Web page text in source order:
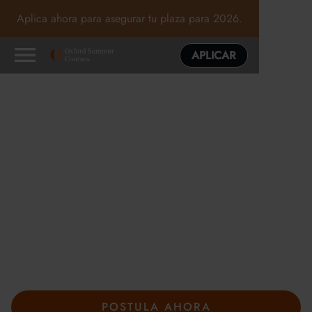
Aplica ahora para asegurar tu plaza para 2026.
APLICAR
POSTULA AHORA